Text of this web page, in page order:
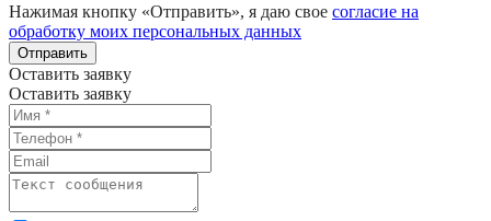
Нажимая кнопку «Отправить», я даю свое согласие на
обработку моих персональных данных
Отправить
Оставить заявку
Оставить заявку